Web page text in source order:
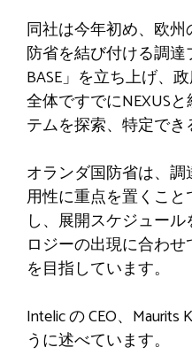
同社は今年初め、欧
防省を結び付ける調
BASE」を立ち上げ、
全体ですでにNEXUS
テムを探索、特定でき
オランダ国防省は、
用性に重点を置くこ
し、展開スケジュー
ロジーの出現に合わ
を目指しています。
Intelic の CEO、Maurits
うに述べています。